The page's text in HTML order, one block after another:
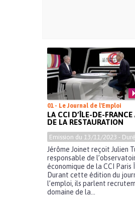
01 - Le Journal de l'Emploi
LA CCI D’ÎLE-DE-FRANCE
DE LA RESTAURATION
Emission du 13/11/2023 -
Jérôme Joinet reçoit Julien
responsable de
économique de la CCI Paris
Durant cette édition du
l’emploi, ils parlent
domaine de la...